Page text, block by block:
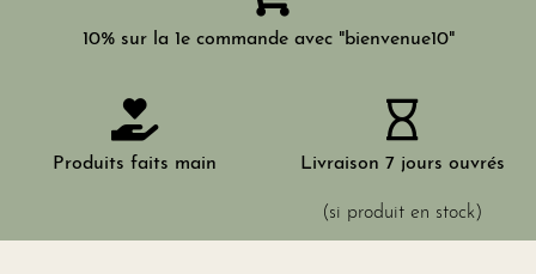
10% sur la 1e commande avec "bienvenue10"
Produits faits main Livraison 7 jours ouvrés
(si produit en stock)